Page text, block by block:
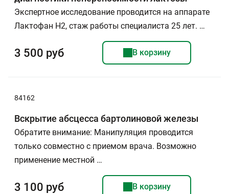
Экспертное исследование проводится на аппарате
Лактофан Н2, стаж работы специалиста 25 лет. …
3 500 руб В корзину
84162
Вскрытие абсцесса бартолиновой железы
Обратите внимание: Манипуляция проводится
только совместно с приемом врача. Возможно
применение местной …
3 100 руб В корзину